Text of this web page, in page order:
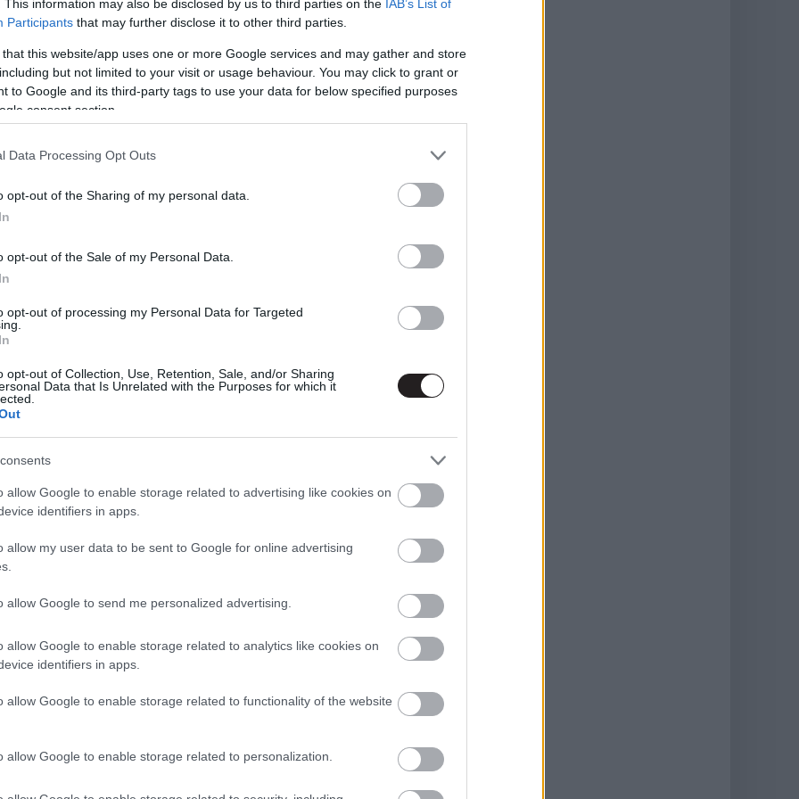
This information may also be disclosed by us to third parties on the IAB’s List of
Participants that may further disclose it to other third parties.
that this website/app uses one or more Google services and may gather and store
but not limited to your visit or usage behaviour. You may click to grant or
to Google and its third-party tags to use your data for below specified purposes
consent section.
Data Processing Opt Outs
opt-out of the Sharing of my personal data.
opt-out of the Sale of my Personal Data.
opt-out of processing my Personal Data for Targeted
opt-out of Collection, Use, Retention, Sale, and/or Sharing
Data that Is Unrelated with the Purposes for which it
allow Google to enable storage related to advertising like cookies on
identifiers in apps.
allow my user data to be sent to Google for online advertising
allow Google to send me personalized advertising.
allow Google to enable storage related to analytics like cookies on
identifiers in apps.
allow Google to enable storage related to functionality of the website
allow Google to enable storage related to personalization.
#george clooney
először hozták a frászt a nagyérdeműre.
amelyeket legnagyobb szakmai sikereiként
on, aPsycho című korszakos remekművön
modern környezetbe helyezett televíziós sorozatot
még sorolhatnám, igazából a sor meglehetősen
sem készít, csak haknizik karrierje végéig, már
annál, hogy csak úgy eleressze magát. 1963-ban
annyira ikonikusnak, emblematikusnak, mint
felismerhető, illetve ismeri az is, aki a filmből
a popkultúra szerves részévé, mégis: a Mester
szempontból is.